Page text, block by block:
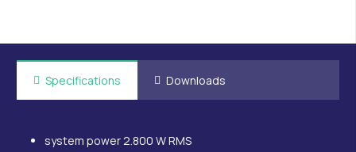
Specifications Downloads
system power 2.800 W RMS